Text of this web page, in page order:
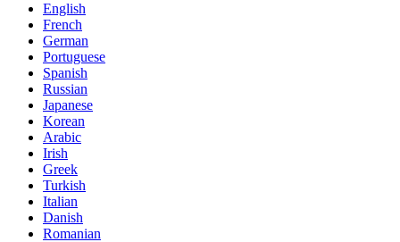
English
French
German
Portuguese
Spanish
Russian
Japanese
Korean
Arabic
Irish
Greek
Turkish
Italian
Danish
Romanian